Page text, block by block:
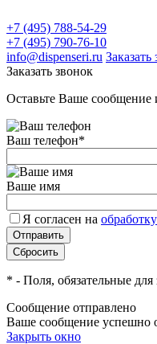
+7 (495) 788-54-29
+7 (495) 790-76-10
info@dispenseri.ru Заказать
Заказать звонок
Оставьте Ваше сообщение
Ваш телефон*
Ваше имя
Я согласен на
* - Поля, обязательные для
Сообщение отправлено
Ваше сообщение успешно
Закрыть окно